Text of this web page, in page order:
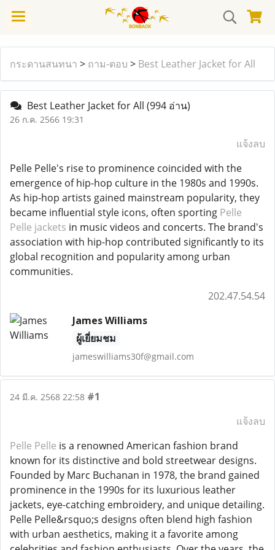
กระดานสนทนา > ถาม-ตอบ > Best Leather Jacket for All
Best Leather Jacket for All (994 อ่าน)
26 ก.ค. 2566 19:31
แจ้งลบ
Pelle Pelle's rise to prominence coincided with the
emergence of hip-hop culture in the 1980s and 1990s.
As hip-hop artists gained mainstream popularity, they
became influential style icons, often sporting Pelle
Pelle jackets in music videos and concerts. The brand's
association with hip-hop contributed significantly to its
global recognition and popularity among urban
communities.
202.47.54.54
James Williams
ผู้เยี่ยมชม
jameswilliams30f@gmail.com
24 มี.ค. 2568 22:58 #1
แจ้งลบ
Pelle Pelle is a renowned American fashion brand
known for its distinctive and bold streetwear designs.
Founded by Marc Buchanan in 1978, the brand gained
prominence in the 1990s for its luxurious leather
jackets, eye-catching embroidery, and unique detailing.
Pelle Pelle&rsquo;s designs often blend high fashion
with urban aesthetics, making it a favorite among